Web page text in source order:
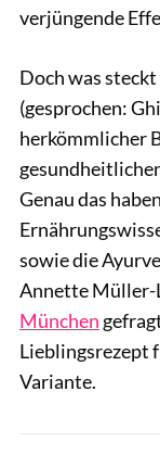
verjüngende
Doch was
(gesprochen:
herkömmlicher
Genau das
sowie die
Annette Müller-
München
Lieblingsrezept
Variante.